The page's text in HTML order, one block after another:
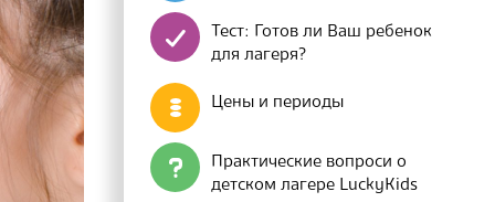
Тест: Готов ли Ваш ребенок
для лагеря?
Цены и периоды
Практические вопроси о
детском лагере LuckyKids